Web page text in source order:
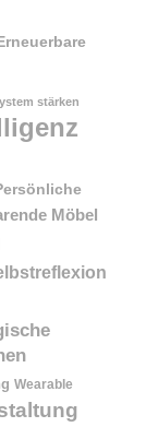
stärken
Möbel
Wearable